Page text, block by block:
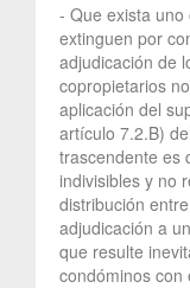
- Que exista
extinguen por
adjudicación de
copropietarios
aplicación del
artículo 7.2.B)
trascendente es
indivisibles y no
distribución
adjudicación a
que resulte
condóminos con